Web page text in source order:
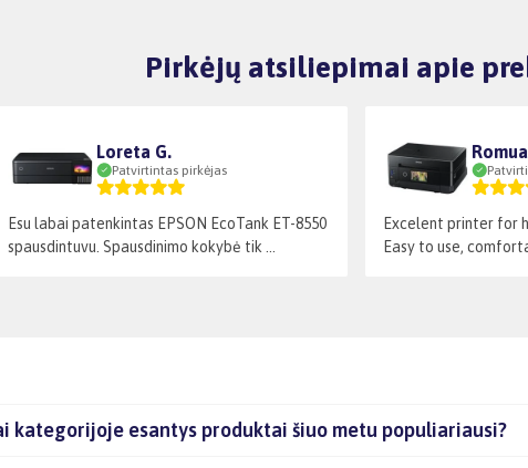
Pirkėjų atsiliepimai apie
Loreta G.
Patvirtintas pirkėjas
Esu labai patenkintas EPSON EcoTank ET-8550
spausdintuvu. Spausdinimo kokybė tik ...
Excelent printer for
Easy to use,
kategorijoje esantys produktai šiuo metu populiariausi?